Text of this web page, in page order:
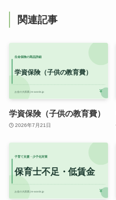
関連記事
学資保険（子供の教育費）
2026年7月21日